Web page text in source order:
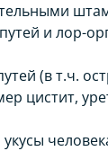
и лор-
(в т.ч.
цистит,